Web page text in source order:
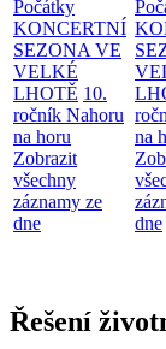
Počátky
KONCERTNÍ
SEZONA VE
VELKÉ
LHOTĚ 10.
ročník Nahoru
na horu
Zobrazit
všechny
záznamy ze
dne
na
dne
Řešení